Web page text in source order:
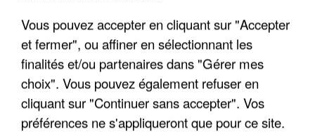
6 août 2026
Gabriel Attal et Raphaël Glucksmann visés par des
ingérences...
Vous pouvez accepter en cliquant sur "Accepter
et fermer", ou affiner en sélectionnant les
finalités et/ou partenaires dans "Gérer mes
choix". Vous pouvez également refuser en
cliquant sur "Continuer sans accepter". Vos
préférences ne s'appliqueront que pour ce site.